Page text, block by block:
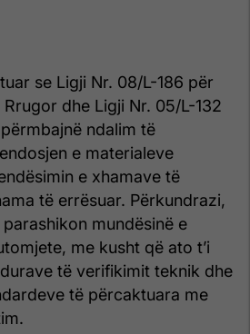
se Ligji Nr. 08/L-186 për
dhe Ligji Nr. 05/L-132
ndalim të
e materialeve
e xhamave të
të errësuar. Përkundrazi,
mundësinë e
me kusht që ato t’i
të verifikimit teknik dhe
të përcaktuara me